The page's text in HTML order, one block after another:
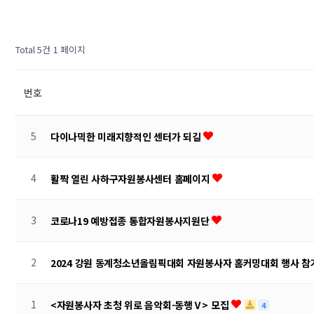
Total 5건 1 페이지
번호
5 다이나믹한 미래지향적인 센터가 되길
4 활짝 열린 사하구자원봉사센터 홈페이지
3 코로나19 예방접종 통합자원봉사지원단
2 2024 강원 동계청소년올림픽대회 자원봉사자 홈커밍대회 행사 참
1 <자원봉사자 초청 위로 음악회-동행Ⅴ> 모집 4